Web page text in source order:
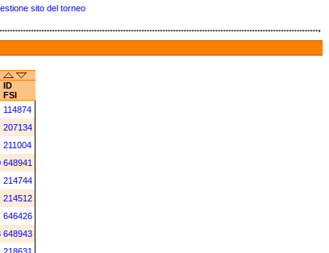
sito del torneo
ID
FSI
114874
207134
211004
648941
214744
214512
646426
648943